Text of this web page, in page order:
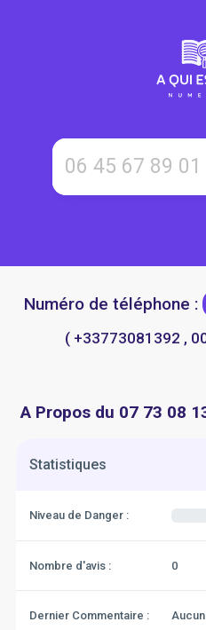
Numéro de téléphone :
( +33773081392 ,
A Propos du 07 73 08
Statistiques
Niveau de Danger :
Nombre d'avis : 0
Dernier Commentaire :